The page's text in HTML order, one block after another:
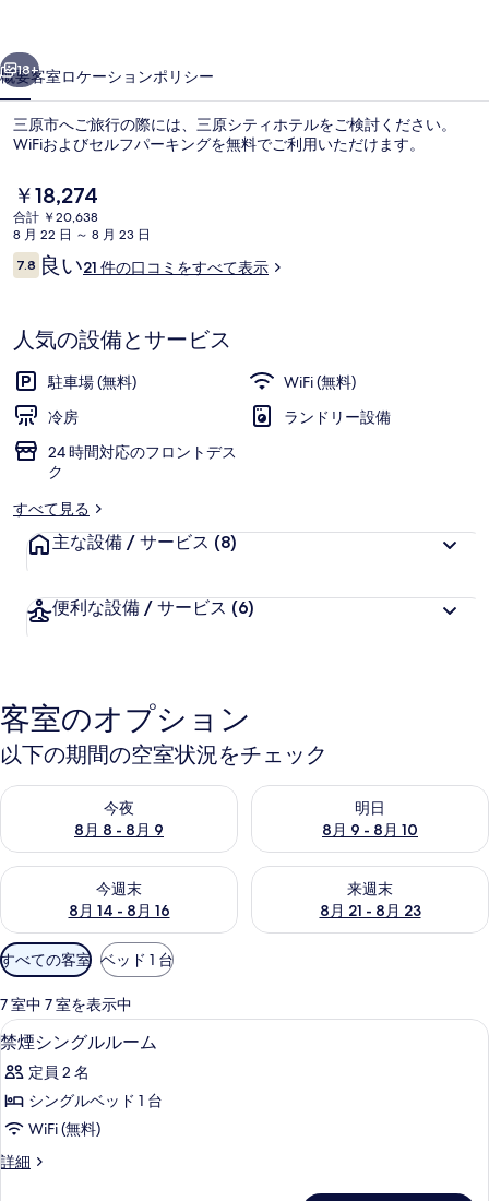
ル
の
写
ギ
ャ
ラ
ー
18+
概要客室ロケーションポリシー
三原市へご旅行の際には、三原シティホテルをご検討ください。
WiFiおよびセルフパーキングを無料でご利用いただけます。
現
在
の
料
金
で
す
￥18,274
合計 ￥20,638
8 月 22 日 ～ 8 月 23 日
口
コ
7.810段階中7.8
良い21 件の口コミをすべて表示
人気の設備とサービス
駐車場 (無料)
WiFi (無料)
冷房
ランドリー設備
24 時間対応のフロントデス
ク
すべて見る
主な設備 / サービス (8)
便利な設備 / サービス (6)
客室のオプション
以下の期間の空室状況をチェック
今夜
8月 8 - 8月 9
今夜 8月 8 - 8月 9 の空室状況をチェック
明日
8月 9 - 8月 10
明日 8月 9 - 8月 10 の空室状
今週末
8月 14 - 8月 16
今週末 8月 14 - 8月 16 の空室状況をチェック
来週末
8月 21 - 8月 23
来週末 8月 21 - 8月 23 の空室
利
用
可
能
な
客
室
の
り
すべての客室 ベッド 1 台
7 室中 7 室を表示中
禁
煙
シ
ン
ル
1
禁煙シングルルーム
定員 2 名
シングルベッド 1 台
WiFi (無料)
詳細
禁